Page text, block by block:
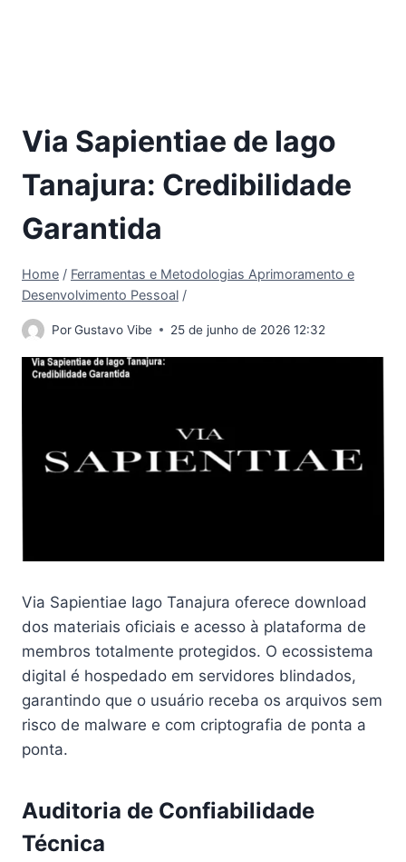
Via Sapientiae de Iago
Tanajura: Credibilidade
Garantida
Home / Ferramentas e Metodologias Aprimoramento e
Desenvolvimento Pessoal /
PorGustavo Vibe 25 de junho de 2026 12:32
Via Sapientiae Iago Tanajura oferece download
dos materiais oficiais e acesso à plataforma de
membros totalmente protegidos. O ecossistema
digital é hospedado em servidores blindados,
garantindo que o usuário receba os arquivos sem
risco de malware e com criptografia de ponta a
ponta.
Auditoria de Confiabilidade
Técnica